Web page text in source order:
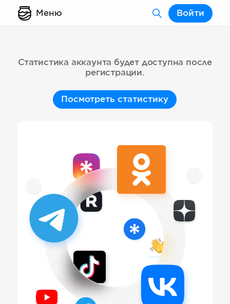
Меню Войти
Статистика аккаунта будет доступна после
регистрации.
Посмотреть статистику